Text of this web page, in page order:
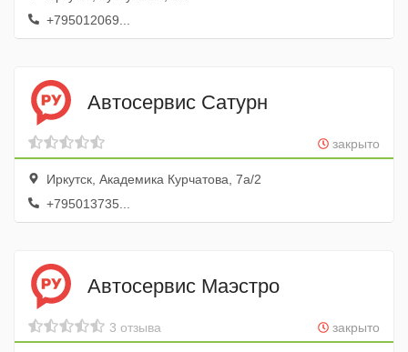
+795012069...
Автосервис Сатурн
закрыто
Иркутск, Академика Курчатова, 7а/2
+795013735...
Автосервис Маэстро
закрыто
3 отзыва